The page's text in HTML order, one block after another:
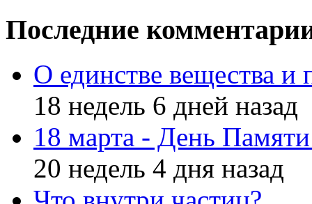
Последние
О единстве вещества и
18 недель 6 дней назад
18 марта - День
20 недель 4 дня назад